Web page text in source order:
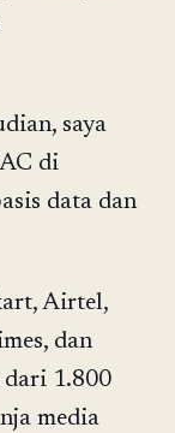
saya
di
data dan
Airtel,
dan
dari 1.800
media